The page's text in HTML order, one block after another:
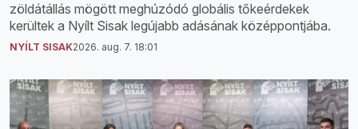
zöldátállás mögött meghúzódó globális tőkeérdekek
kerültek a Nyílt Sisak legújabb adásának középpontjába.
NYÍLT SISAK2026. aug. 7. 18:01